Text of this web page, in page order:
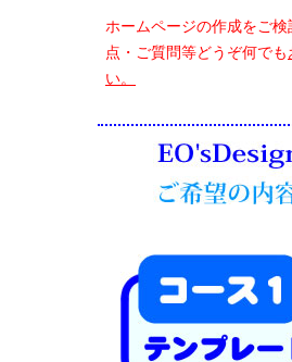
ホームページの作成をご
点・ご質問等どうぞ何でも
い。